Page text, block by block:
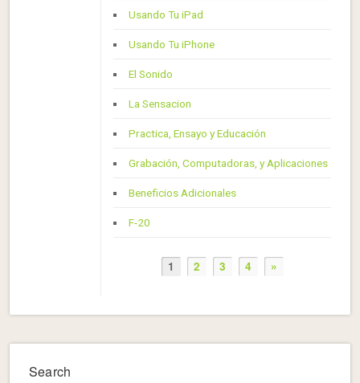
Usando Tu iPad
Usando Tu iPhone
El Sonido
La Sensacion
Practica, Ensayo y Educación
Grabación, Computadoras, y Aplicaciones
Beneficios Adicionales
F-20
1 2 3 4 »
Search